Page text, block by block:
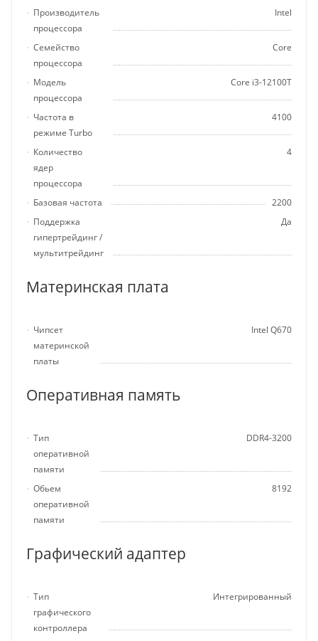
Производитель
процессора
Intel
Семейство
процессора
Core
Модель
процессора
Core i3-12100T
Частота в
режиме Turbo
4100
Количество
ядер
процессора
4
Базовая частота
2200
Поддержка
гипертрейдинг /
мультитрейдинг
Да
Материнская плата
Чипсет
материнской
платы
Intel Q670
Оперативная память
Тип
оперативной
памяти
DDR4-3200
Обьем
оперативной
памяти
8192
Графический адаптер
Тип
графического
контроллера
Интегрированный